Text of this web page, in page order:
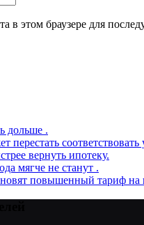
в этом браузере для
дольше .
перестать
вернуть ипотеку.
мягче не станут .
повышенный тариф на